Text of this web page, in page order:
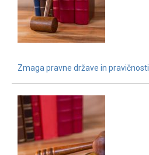
Zmaga pravne države in pravičnosti